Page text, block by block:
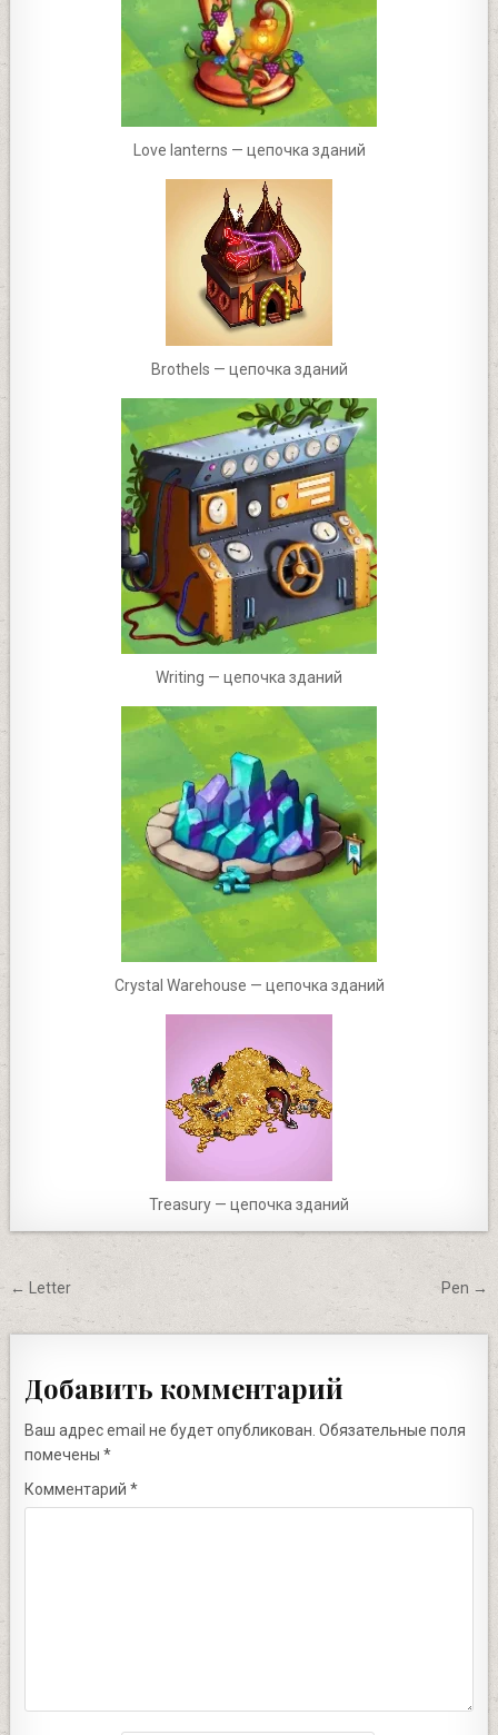
Love lanterns — цепочка зданий
Brothels — цепочка зданий
Writing — цепочка зданий
Crystal Warehouse — цепочка зданий
Treasury — цепочка зданий
Навигация
по
← Letter Pen →
Добавить комментарий
Ваш адрес email не будет опубликован. Обязательные поля
помечены*
Комментарий*